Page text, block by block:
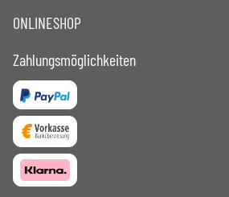
ONLINESHOP
Zahlungsmöglichkeiten